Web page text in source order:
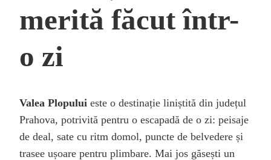
merită făcut într-
o zi
Valea Plopului este o destinație liniștită din județul
Prahova, potrivită pentru o escapadă de o zi: peisaje
de deal, sate cu ritm domol, puncte de belvedere și
trasee ușoare pentru plimbare. Mai jos găsești un